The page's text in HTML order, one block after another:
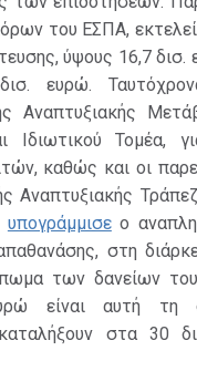
του ΕΣΠΑ,
ύψους 16,7
ευρώ.
Αναπτυξιακής
Ιδιωτικού Τομέα,
καθώς και οι
Αναπτυξιακής
υπογράμμισεο
στη
των δανείων του
είναι αυτή τη
στα 30